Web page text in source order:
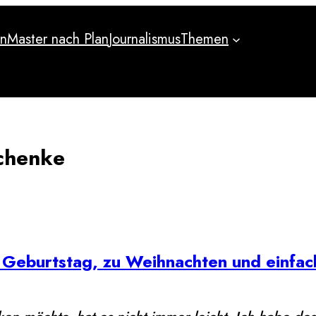
Master nach PlanJournalismusThemen
zu Weihnachten und